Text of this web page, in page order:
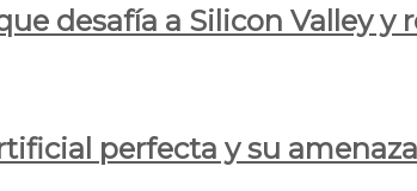
desafía a Silicon Valley y
perfecta y su